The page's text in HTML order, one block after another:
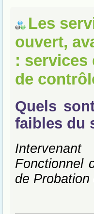
Les
ouvert,
: services
de
Quels
faibles du
Fonctionnel
de Probation